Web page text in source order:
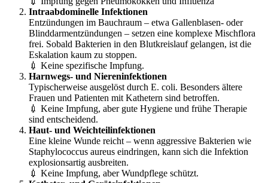
Intraabdominelle Infektionen
Entzündungen im Bauchraum – etwa Gallenblasen- oder
Blinddarmentzündungen – setzen eine komplexe Mischflora
frei. Sobald Bakterien in den Blutkreislauf gelangen, ist die
Eskalation kaum zu stoppen.
💉 Keine spezifische Impfung.
Harnwegs- und Niereninfektionen
Typischerweise ausgelöst durch E. coli. Besonders ältere
Frauen und Patienten mit Kathetern sind betroffen.
💉 Keine Impfung, aber gute Hygiene und frühe Therapie
sind entscheidend.
Haut- und Weichteilinfektionen
Eine kleine Wunde reicht – wenn aggressive Bakterien wie
Staphylococcus aureus eindringen, kann sich die Infektion
explosionsartig ausbreiten.
💉 Keine Impfung, aber Wundpflege schützt.